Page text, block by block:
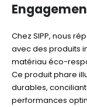
Chez SIPP, nous
avec des produits
matériau éco-
Ce produit phare
durables,
performances